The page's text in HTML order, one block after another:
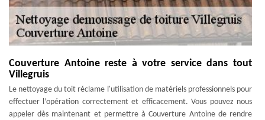
Couverture Antoine reste à votre service dans tout
Villegruis
Le nettoyage du toit réclame l'utilisation de matériels professionnels pour
effectuer l’opération correctement et efficacement. Vous pouvez nous
appeler dès maintenant et permettre à Couverture Antoine de rendre